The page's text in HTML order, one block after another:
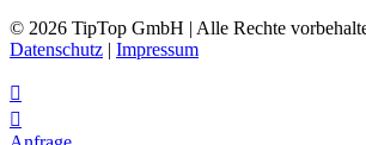
© 2026 TipTop GmbH | Alle Rechte
Datenschutz | Impressum

